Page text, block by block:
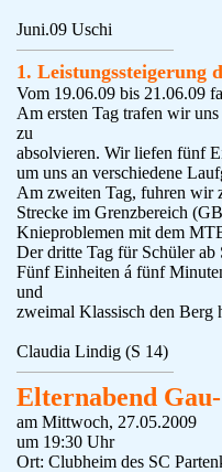
Juni.09 Uschi
1. Leistungssteigerung
Vom 19.06.09 bis 21.06.09
Am ersten Tag trafen wir
zu
absolvieren. Wir liefen fünf
um uns an verschiedene
Am zweiten Tag, fuhren wir
Strecke im Grenzbereich
Knieproblemen mit dem
Der dritte Tag für Schüler ab
Fünf Einheiten á fünf
und
zweimal Klassisch den Berg
Claudia Lindig (S 14)
Elternabend
am Mittwoch, 27.05.2009
um 19:30 Uhr
Ort: Clubheim des SC